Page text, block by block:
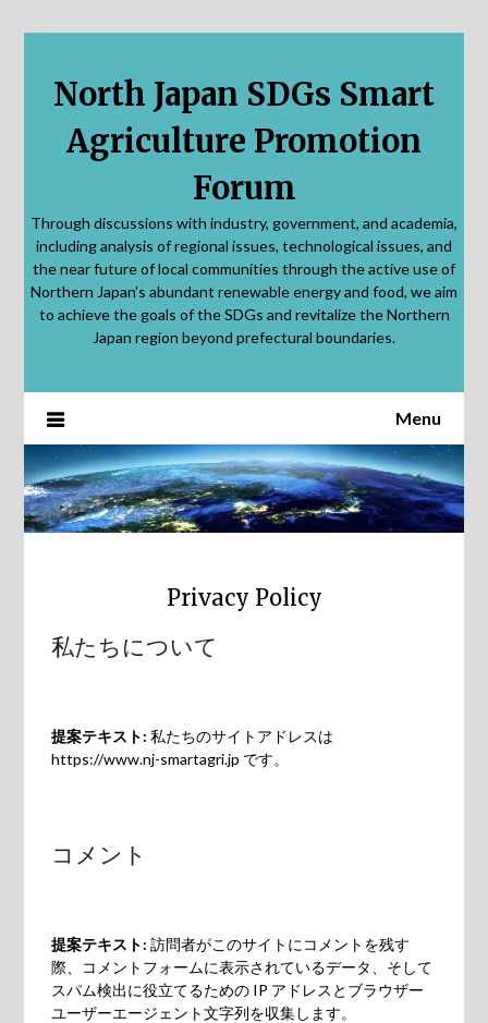
North Japan SDGs Smart
Agriculture Promotion
Forum
Through discussions with industry, government, and academia,
including analysis of regional issues, technological issues, and
the near future of local communities through the active use of
Northern Japan's abundant renewable energy and food, we aim
to achieve the goals of the SDGs and revitalize the Northern
Japan region beyond prefectural boundaries.
Menu
Privacy Policy
私たちについて
提案テキスト:私たちのサイトアドレスは
https://www.nj-smartagri.jp です。
コメント
提案テキスト:訪問者がこのサイトにコメントを残す
際、コメントフォームに表示されているデータ、そして
スパム検出に役立てるための IP アドレスとブラウザー
ユーザーエージェント文字列を収集します。